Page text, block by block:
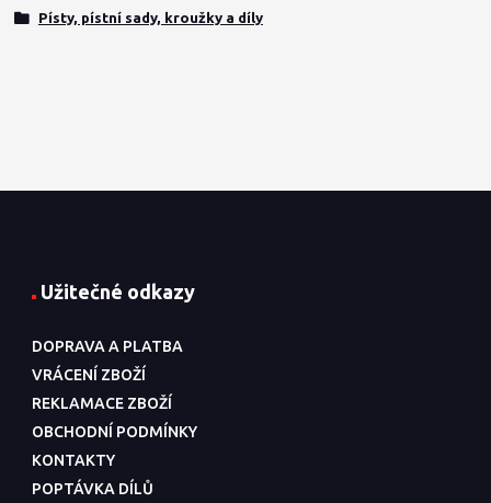
Písty, pístní sady, kroužky a díly
Užitečné odkazy
DOPRAVA A PLATBA
VRÁCENÍ ZBOŽÍ
REKLAMACE ZBOŽÍ
OBCHODNÍ PODMÍNKY
KONTAKTY
POPTÁVKA DÍLŮ